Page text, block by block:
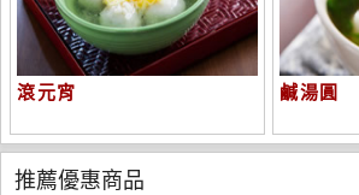
滾元宵 鹹湯圓
推薦優惠商品